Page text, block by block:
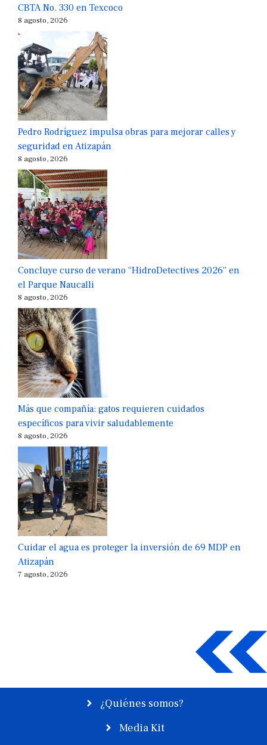
CBTA No. 330 en Texcoco
8 agosto, 2026
Pedro Rodríguez impulsa obras para mejorar calles y
seguridad en Atizapán
8 agosto, 2026
Concluye curso de verano “HidroDetectives 2026” en
el Parque Naucalli
8 agosto, 2026
Más que compañía: gatos requieren cuidados
específicos para vivir saludablemente
8 agosto, 2026
Cuidar el agua es proteger la inversión de 69 MDP en
Atizapán
7 agosto, 2026
¿Quiénes somos?
Media Kit